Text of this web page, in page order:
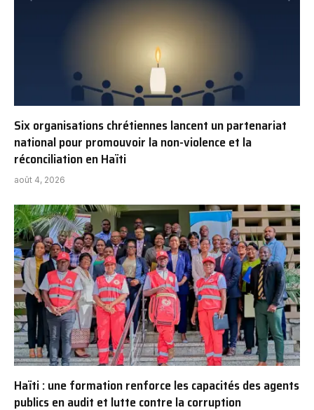
Six organisations chrétiennes lancent un partenariat
national pour promouvoir la non-violence et la
réconciliation en Haïti
août 4, 2026
Haïti : une formation renforce les capacités des agents
publics en audit et lutte contre la corruption